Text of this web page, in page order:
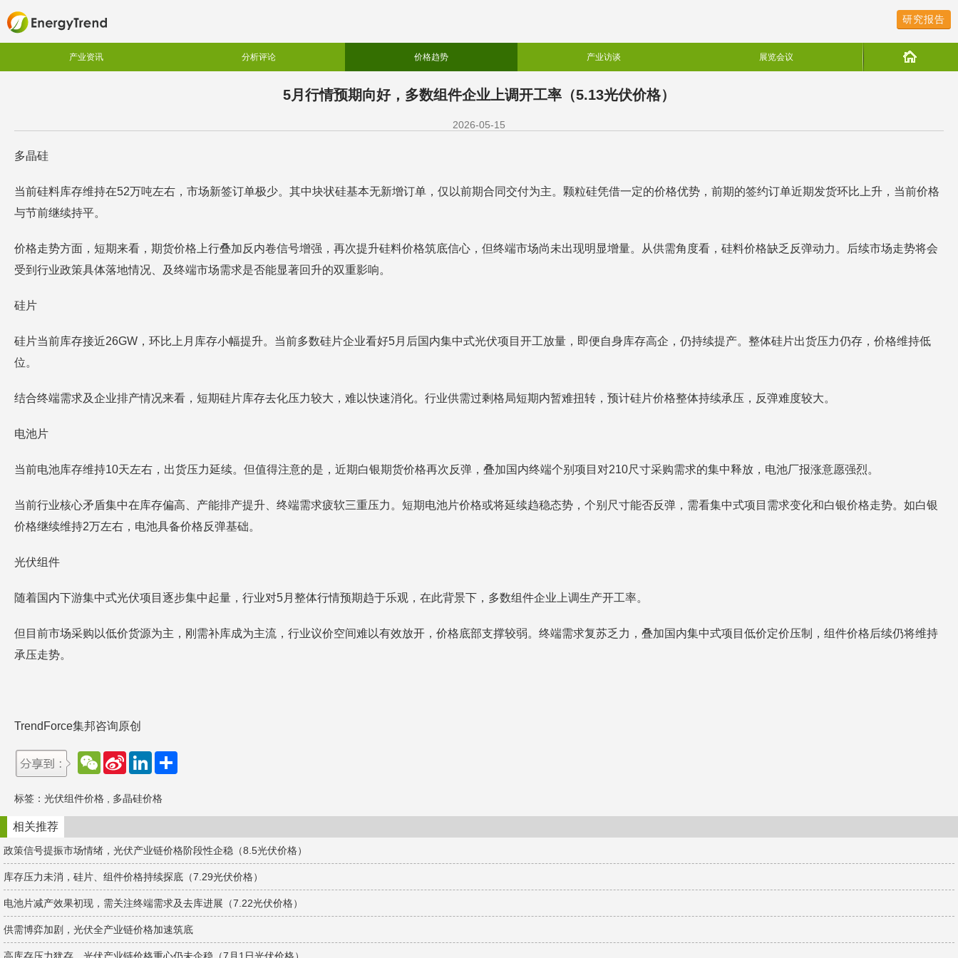
研究报告
产业资讯 分析评论 价格趋势 产业访谈 展览会议
5月行情预期向好，多数组件企业上调开工率（5.13光伏价格）
2026-05-15
多晶硅
当前硅料库存维持在52万吨左右，市场新签订单极少。其中块状硅基本无新增订单，仅以前期合同交付为主。颗粒硅凭借一定的价格优势，前期的签约订单近期发货环比上升，当前价格
与节前继续持平。
价格走势方面，短期来看，期货价格上行叠加反内卷信号增强，再次提升硅料价格筑底信心，但终端市场尚未出现明显增量。从供需角度看，硅料价格缺乏反弹动力。后续市场走势将会
受到行业政策具体落地情况、及终端市场需求是否能显著回升的双重影响。
硅片
硅片当前库存接近26GW，环比上月库存小幅提升。当前多数硅片企业看好5月后国内集中式光伏项目开工放量，即便自身库存高企，仍持续提产。整体硅片出货压力仍存，价格维持低
位。
结合终端需求及企业排产情况来看，短期硅片库存去化压力较大，难以快速消化。行业供需过剩格局短期内暂难扭转，预计硅片价格整体持续承压，反弹难度较大。
电池片
当前电池库存维持10天左右，出货压力延续。但值得注意的是，近期白银期货价格再次反弹，叠加国内终端个别项目对210尺寸采购需求的集中释放，电池厂报涨意愿强烈。
当前行业核心矛盾集中在库存偏高、产能排产提升、终端需求疲软三重压力。短期电池片价格或将延续趋稳态势，个别尺寸能否反弹，需看集中式项目需求变化和白银价格走势。如白银
价格继续维持2万左右，电池具备价格反弹基础。
光伏组件
随着国内下游集中式光伏项目逐步集中起量，行业对5月整体行情预期趋于乐观，在此背景下，多数组件企业上调生产开工率。
但目前市场采购以低价货源为主，刚需补库成为主流，行业议价空间难以有效放开，价格底部支撑较弱。终端需求复苏乏力，叠加国内集中式项目低价定价压制，组件价格后续仍将维持
承压走势。
TrendForce集邦咨询原创
W
e
a
t
S
W
e
b
o
L
k
e
d
n
标签： 光伏组件价格 多晶硅价格
相关推荐
政策信号提振市场情绪，光伏产业链价格阶段性企稳（8.5光伏价格）
库存压力未消，硅片、组件价格持续探底（7.29光伏价格）
电池片减产效果初现，需关注终端需求及去库进展（7.22光伏价格）
供需博弈加剧，光伏全产业链价格加速筑底